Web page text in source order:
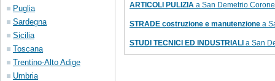
Puglia
Sardegna
Sicilia
Toscana
Trentino-Alto Adige
Umbria
ARTICOLI PULIZIA a San Demetrio
STRADE costruzione e manutenzione a
STUDI TECNICI ED INDUSTRIALI a San